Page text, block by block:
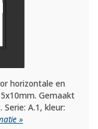
horizontale en
Gemaakt
A.1, kleur:
»